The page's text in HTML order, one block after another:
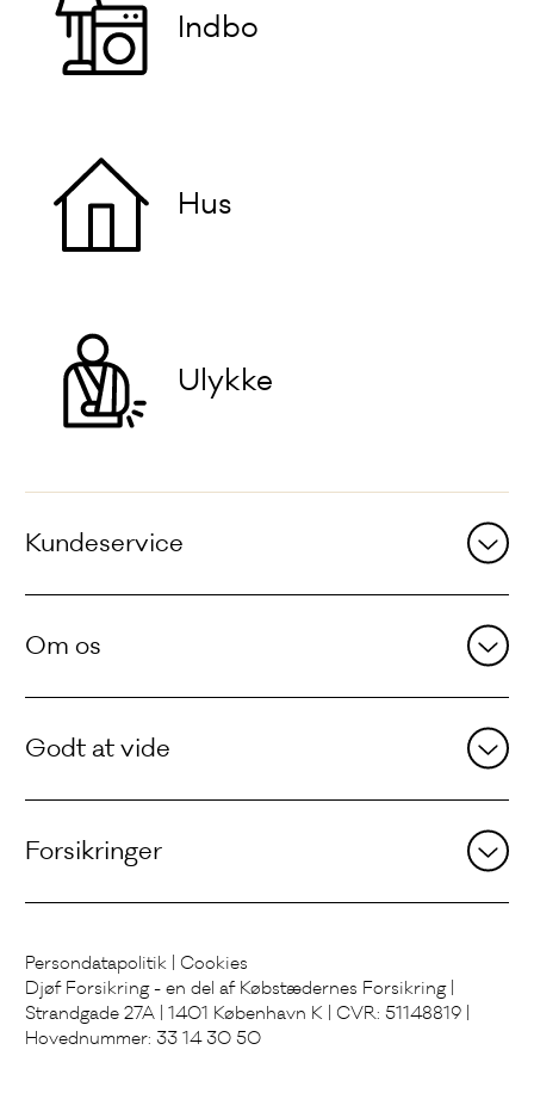
Indbo
Hus
Ulykke
sider
Kundeservice
Om os
Godt at vide
Forsikringer
Persondatapolitik
Cookies
Djøf Forsikring - en del af Købstædernes Forsikring |
Strandgade 27A | 1401 København K | CVR: 51148819 |
Hovednummer: 33 14 30 50